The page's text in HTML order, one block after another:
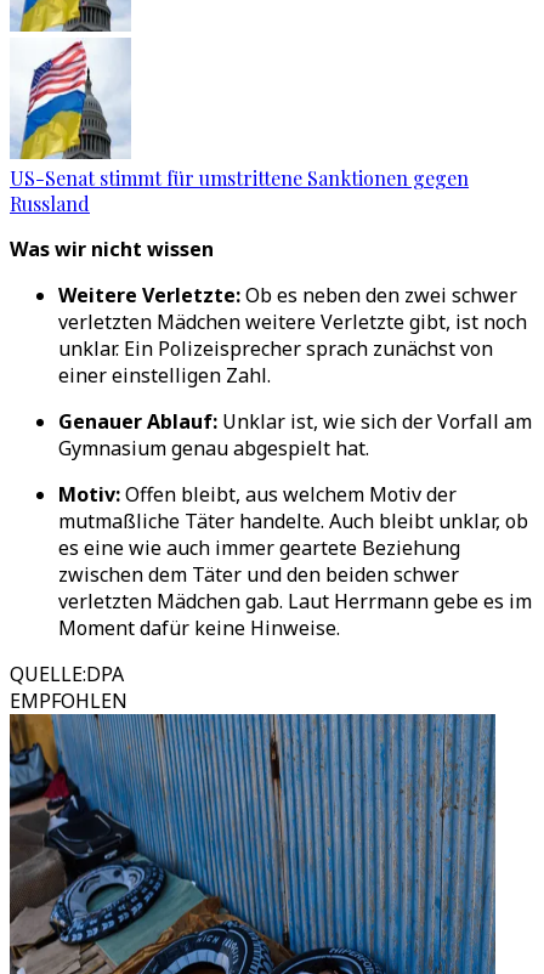
US-Senat stimmt für umstrittene Sanktionen gegen
Russland
Was wir nicht wissen
Weitere Verletzte:Ob es neben den zwei schwer
verletzten Mädchen weitere Verletzte gibt, ist noch
unklar. Ein Polizeisprecher sprach zunächst von
einer einstelligen Zahl.
Genauer Ablauf: Unklar ist, wie sich der Vorfall am
Gymnasium genau abgespielt hat.
Motiv:Offen bleibt, aus welchem Motiv der
mutmaßliche Täter handelte. Auch bleibt unklar, ob
es eine wie auch immer geartete Beziehung
zwischen dem Täter und den beiden schwer
verletzten Mädchen gab. Laut Herrmann gebe es im
Moment dafür keine Hinweise.
QUELLE:DPA
EMPFOHLEN